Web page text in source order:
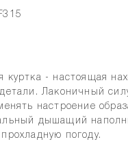
куртка - настоящая
Лаконичный
настроение
дышащий
погоду.